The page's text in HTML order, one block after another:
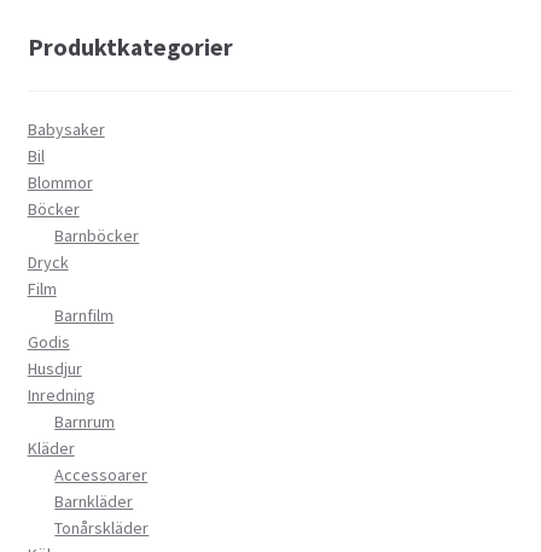
Produktkategorier
Babysaker
Bil
Blommor
Böcker
Barnböcker
Dryck
Film
Barnfilm
Godis
Husdjur
Inredning
Barnrum
Kläder
Accessoarer
Barnkläder
Tonårskläder